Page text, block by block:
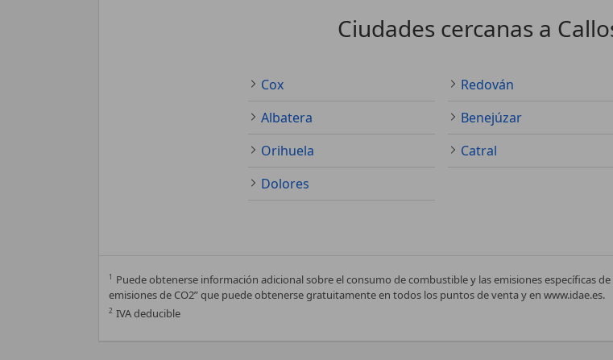
Ciudades cercanas a
Cox Redován
Albatera
Benejúzar
Orihuela
Catral
Dolores
1
Puede obtenerse información adicional sobre el consumo de combustible y las emisiones específicas
emisiones de CO2” que puede obtenerse gratuitamente en todos los puntos de venta y en www.idae.es.
2 IVA deducible